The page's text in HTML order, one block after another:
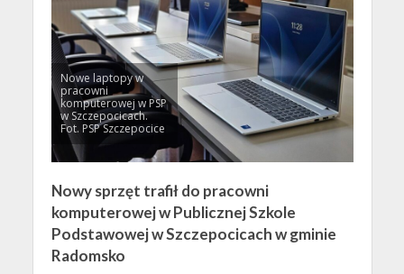
Nowe laptopy w
pracowni
komputerowej w PSP
w Szczepocicach.
Fot. PSP Szczepocice
Nowy sprzęt trafił do pracowni
komputerowej w Publicznej Szkole
Podstawowej w Szczepocicach w gminie
Radomsko